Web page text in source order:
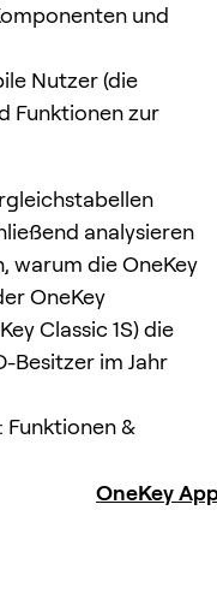
und
Nutzer (die
Funktionen zur
analysieren
warum die OneKey
OneKey
Classic 1S) die
Besitzer im Jahr
&
OneKey